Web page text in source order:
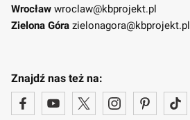
Wrocław wroclaw@kbprojekt.pl
Zielona Góra zielonagora@kbprojekt.pl
Znajdź nas też na: